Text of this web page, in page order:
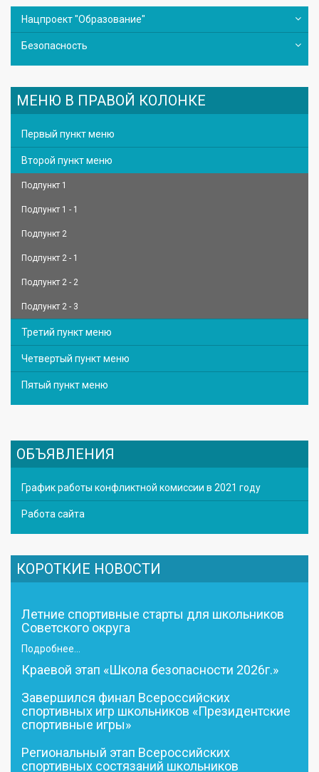
Нацпроект "Образование"
Безопасность
МЕНЮ В ПРАВОЙ КОЛОНКЕ
Первый пункт меню
Второй пункт меню
Подпункт 1
Подпункт 1 - 1
Подпункт 2
Подпункт 2 - 1
Подпункт 2 - 2
Подпункт 2 - 3
Третий пункт меню
Четвертый пункт меню
Пятый пункт меню
ОБЪЯВЛЕНИЯ
График работы конфликтной комиссии в 2021 году
Работа сайта
КОРОТКИЕ НОВОСТИ
Летние спортивные старты для школьников
Советского округа
Подробнее...
Краевой этап «Школа безопасности 2026г.»
Завершился финал Всероссийских
спортивных игр школьников «Президентские
спортивные игры»
Региональный этап Всероссийских
спортивных состязаний школьников